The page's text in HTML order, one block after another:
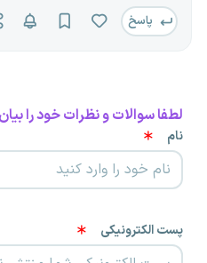
پاسخ
لطفا سوالات و نظرات خود را
نام
پست الکترونیکی